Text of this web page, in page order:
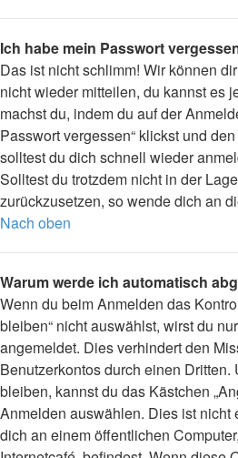
Ich habe mein Passwort
Das ist nicht schlimm! Wir können
nicht wieder mitteilen, du kannst es
machst du, indem du auf der
Passwort vergessen“ klickst und
solltest du dich schnell wieder
Solltest du trotzdem nicht in der
zurückzusetzen, so wende dich an
Nach oben
Warum werde ich automatisch
Wenn du beim Anmelden das
bleiben“ nicht auswählst, wirst du
angemeldet. Dies verhindert den
Benutzerkontos durch einen Dritten.
bleiben, kannst du das Kästchen
Anmelden auswählen. Dies ist nicht
dich an einem öffentlichen